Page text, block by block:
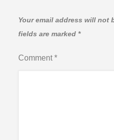
Your email address will not
fields are marked *
Comment*